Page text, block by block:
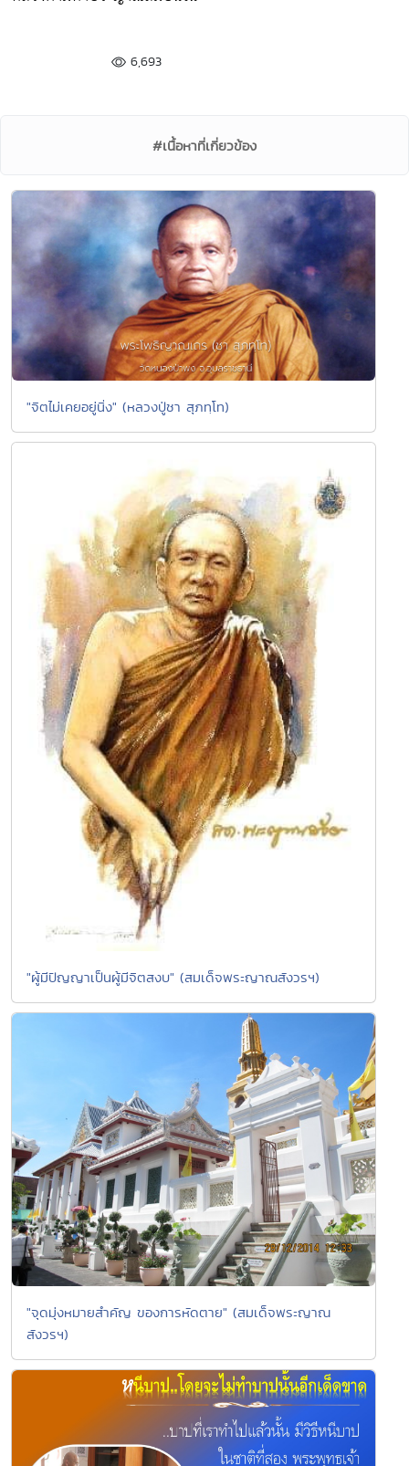
6,693
#เนื้อหาที่เกี่ยวข้อง
"จิตไม่เคยอยู่นิ่ง" (หลวงปู่ชา สุภทฺโท)
"ผู้มีปัญญาเป็นผู้มีจิตสงบ" (สมเด็จพระญาณสังวรฯ)
"จุดมุ่งหมายสำคัญ ของการหัดตาย" (สมเด็จพระญาณ
สังวรฯ)